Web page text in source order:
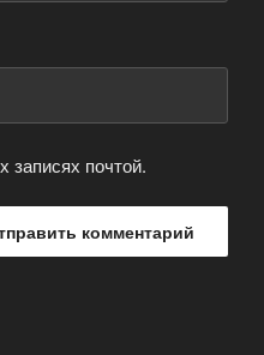
записях почтой.